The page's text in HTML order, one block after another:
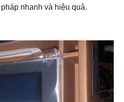
nhanh và hiệu quả.